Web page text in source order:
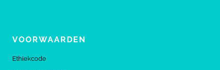
VOORWAARDEN
Ethiekcode